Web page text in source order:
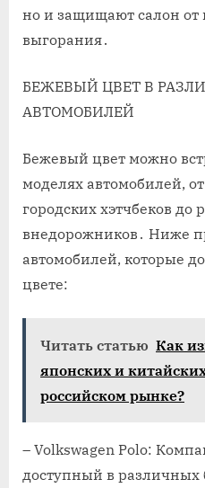
но и защищают салон от
выгорания․
БЕЖЕВЫЙ ЦВЕТ В
АВТОМОБИЛЕЙ
Бежевый цвет можно
моделях автомобилей,
городских хэтчбеков до
внедорожников․ Ниже
автомобилей, которые
цвете:
Читать статью Как
японских и
российском рынке?
– Volkswagen Polo:
доступный в различных